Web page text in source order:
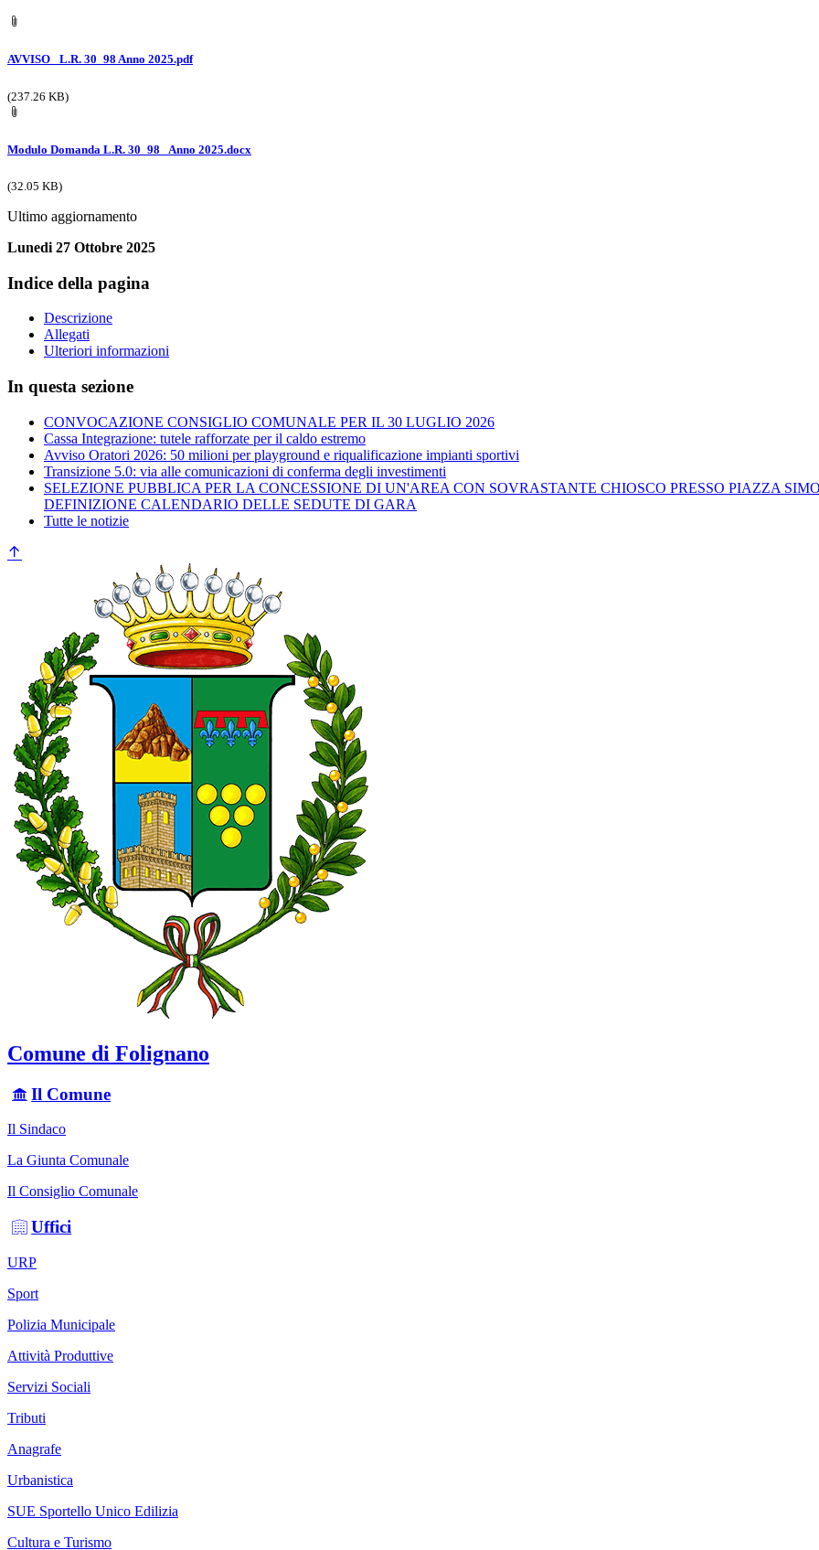
AVVISO_ L.R. 30_98 Anno 2025.pdf
(237.26 KB)
Modulo Domanda L.R. 30_98_ Anno 2025.docx
(32.05 KB)
Ultimo aggiornamento
Lunedi 27 Ottobre 2025
Indice della pagina
Descrizione
Allegati
Ulteriori informazioni
In questa sezione
CONVOCAZIONE CONSIGLIO COMUNALE PER IL 30 LUGLIO 2026
Cassa Integrazione: tutele rafforzate per il caldo estremo
Avviso Oratori 2026: 50 milioni per playground e riqualificazione impianti sportivi
Transizione 5.0: via alle comunicazioni di conferma degli investimenti
SELEZIONE PUBBLICA PER LA CONCESSIONE DI UN'AREA CON SOVRASTANTE CHIOSCO PRESSO PIAZZA
DEFINIZIONE CALENDARIO DELLE SEDUTE DI GARA
Tutte le notizie
Comune di Folignano
Il Comune
Il Sindaco
La Giunta Comunale
Il Consiglio Comunale
Uffici
URP
Sport
Polizia Municipale
Attività Produttive
Servizi Sociali
Tributi
Anagrafe
Urbanistica
SUE Sportello Unico Edilizia
Cultura e Turismo